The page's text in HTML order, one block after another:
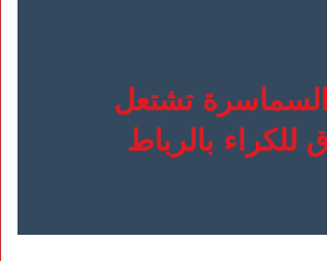
تشتعل
بالرباط